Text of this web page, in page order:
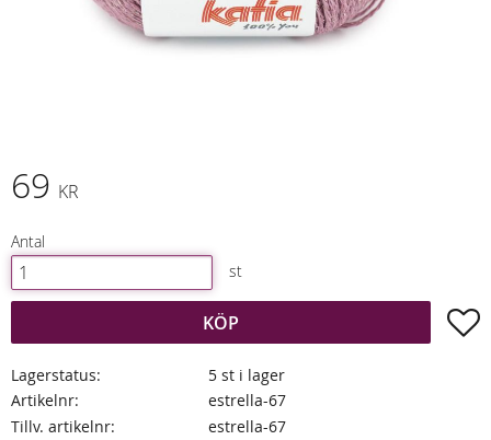
69 KR
Antal
st
KÖP
Lagerstatus
5 st i lager
Artikelnr
estrella-67
Tillv. artikelnr
estrella-67